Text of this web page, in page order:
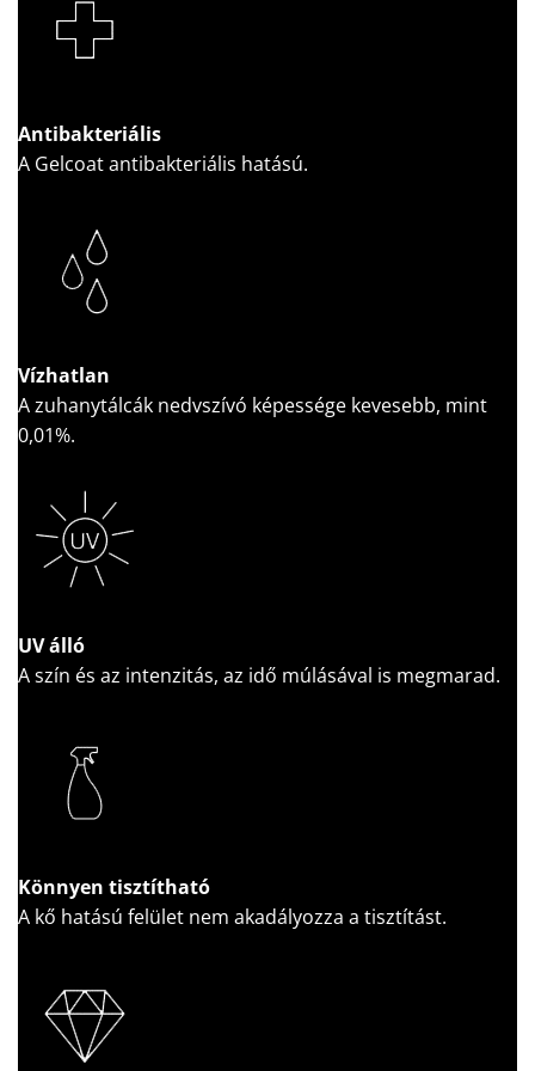
Antibakteriális
A Gelcoat antibakteriális hatású.
Vízhatlan
A zuhanytálcák nedvszívó képessége kevesebb, mint
0,01%.
UV álló
A szín és az intenzitás, az idő múlásával is megmarad.
Könnyen tisztítható
A kő hatású felület nem akadályozza a tisztítást.